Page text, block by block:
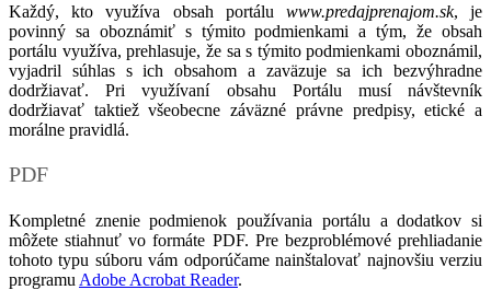
Každý, kto využíva obsah portálu www.predajprenajom.sk, je
povinný sa oboznámiť s týmito podmienkami a tým, že obsah
portálu využíva, prehlasuje, že sa s týmito podmienkami oboznámil,
vyjadril súhlas s ich obsahom a zaväzuje sa ich bezvýhradne
dodržiavať. Pri využívaní obsahu Portálu musí návštevník
dodržiavať taktiež všeobecne záväzné právne predpisy, etické a
morálne pravidlá.
PDF
Kompletné znenie podmienok používania portálu a dodatkov si
môžete stiahnuť vo formáte PDF. Pre bezproblémové prehliadanie
tohoto typu súboru vám odporúčame nainštalovať najnovšiu verziu
programu Adobe Acrobat Reader.